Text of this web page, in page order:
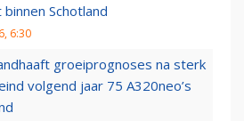
Schotland
6:30
groeiprognoses na sterk
volgend jaar 75 A320neo’s